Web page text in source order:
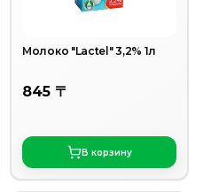
Молоко "Lactel" 3,2% 1л
845 〒
В корзину